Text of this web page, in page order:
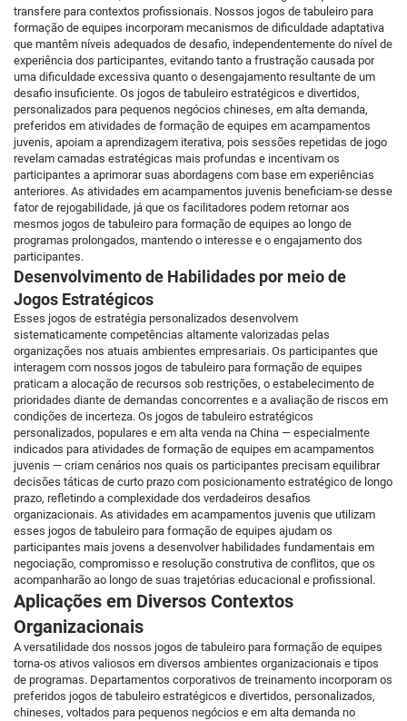
transfere para contextos profissionais. Nossos jogos de tabuleiro para
formação de equipes incorporam mecanismos de dificuldade adaptativa
que mantêm níveis adequados de desafio, independentemente do nível de
experiência dos participantes, evitando tanto a frustração causada por
uma dificuldade excessiva quanto o desengajamento resultante de um
desafio insuficiente. Os jogos de tabuleiro estratégicos e divertidos,
personalizados para pequenos negócios chineses, em alta demanda,
preferidos em atividades de formação de equipes em acampamentos
juvenis, apoiam a aprendizagem iterativa, pois sessões repetidas de jogo
revelam camadas estratégicas mais profundas e incentivam os
participantes a aprimorar suas abordagens com base em experiências
anteriores. As atividades em acampamentos juvenis beneficiam-se desse
fator de rejogabilidade, já que os facilitadores podem retornar aos
mesmos jogos de tabuleiro para formação de equipes ao longo de
programas prolongados, mantendo o interesse e o engajamento dos
participantes.
Desenvolvimento de Habilidades por meio de
Jogos Estratégicos
Esses jogos de estratégia personalizados desenvolvem
sistematicamente competências altamente valorizadas pelas
organizações nos atuais ambientes empresariais. Os participantes que
interagem com nossos jogos de tabuleiro para formação de equipes
praticam a alocação de recursos sob restrições, o estabelecimento de
prioridades diante de demandas concorrentes e a avaliação de riscos em
condições de incerteza. Os jogos de tabuleiro estratégicos
personalizados, populares e em alta venda na China — especialmente
indicados para atividades de formação de equipes em acampamentos
juvenis — criam cenários nos quais os participantes precisam equilibrar
decisões táticas de curto prazo com posicionamento estratégico de longo
prazo, refletindo a complexidade dos verdadeiros desafios
organizacionais. As atividades em acampamentos juvenis que utilizam
esses jogos de tabuleiro para formação de equipes ajudam os
participantes mais jovens a desenvolver habilidades fundamentais em
negociação, compromisso e resolução construtiva de conflitos, que os
acompanharão ao longo de suas trajetórias educacional e profissional.
Aplicações em Diversos Contextos
Organizacionais
A versatilidade dos nossos jogos de tabuleiro para formação de equipes
torna-os ativos valiosos em diversos ambientes organizacionais e tipos
de programas. Departamentos corporativos de treinamento incorporam os
preferidos jogos de tabuleiro estratégicos e divertidos, personalizados,
chineses, voltados para pequenos negócios e em alta demanda no